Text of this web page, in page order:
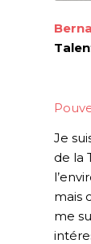
Je
de la
mais
me